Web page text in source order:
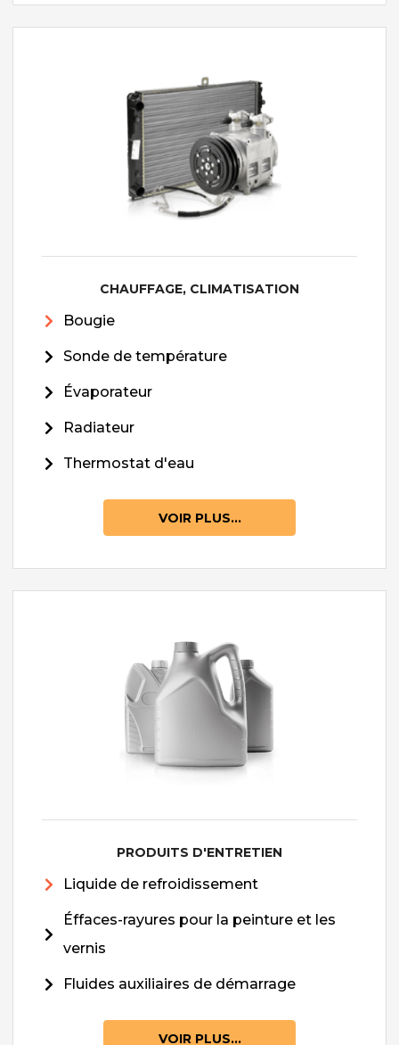
CHAUFFAGE, CLIMATISATION
Bougie
Sonde de température
Évaporateur
Radiateur
Thermostat d'eau
VOIR PLUS...
PRODUITS D'ENTRETIEN
Liquide de refroidissement
Éffaces-rayures pour la peinture et les
vernis
Fluides auxiliaires de démarrage
VOIR PLUS...